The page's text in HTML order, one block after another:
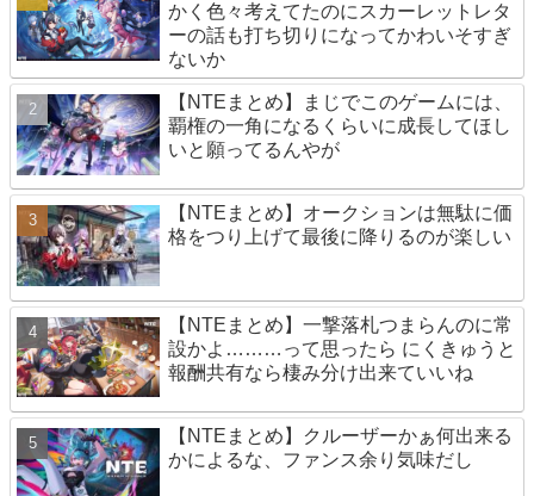
かく色々考えてたのにスカーレットレタ
ーの話も打ち切りになってかわいそすぎ
ないか
【NTEまとめ】まじでこのゲームには、
覇権の一角になるくらいに成長してほし
いと願ってるんやが
【NTEまとめ】オークションは無駄に価
格をつり上げて最後に降りるのが楽しい
【NTEまとめ】一撃落札つまらんのに常
設かよ………って思ったら にくきゅうと
報酬共有なら棲み分け出来ていいね
【NTEまとめ】クルーザーかぁ何出来る
かによるな、ファンス余り気味だし